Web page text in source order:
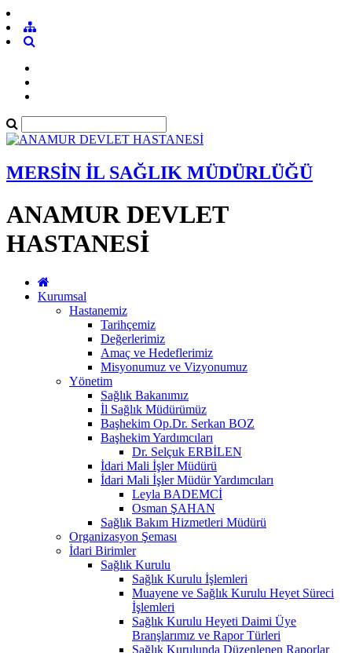
MERSİN İL SAĞLIK MÜDÜRLÜĞÜ
ANAMUR DEVLET
HASTANESİ
Kurumsal
Hastanemiz
Tarihçemiz
Değerlerimiz
Amaç ve Hedeflerimiz
Misyonumuz ve Vizyonumuz
Yönetim
Sağlık Bakanımız
İl Sağlık Müdürümüz
Başhekim Op.Dr. Serkan BOZ
Başhekim Yardımcıları
Dr. Selçuk ERBİLEN
İdari Mali İşler Müdürü
İdari Mali İşler Müdür Yardımcıları
Leyla BADEMCİ
Osman ŞAHAN
Sağlık Bakım Hizmetleri Müdürü
Organizasyon Şeması
İdari Birimler
Sağlık Kurulu
Sağlık Kurulu İşlemleri
Muayene ve Sağlık Kurulu Heyet Süreci
İşlemleri
Sağlık Kurulu Heyeti Daimi Üye
Branşlarımız ve Rapor Türleri
Sağlık Kurulunda Düzenlenen Raporlar